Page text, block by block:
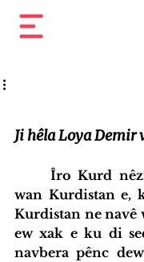
Ji hêla Loya
Îro Kurd
wan Kurdistan e,
Kurdistan ne navê
ew xak e ku di
navbera pênc